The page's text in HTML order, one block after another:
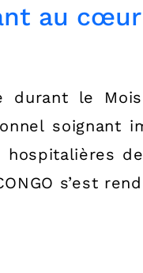
au
durant le
soignant
de
s’est